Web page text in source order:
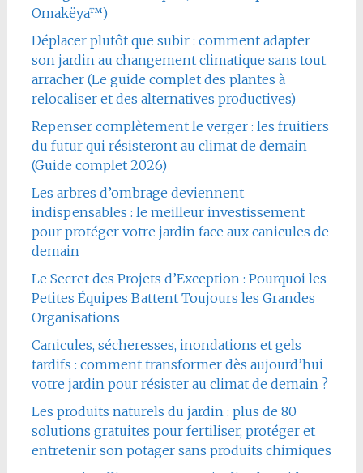
Omakëya™)
Déplacer plutôt que subir : comment adapter
son jardin au changement climatique sans tout
arracher (Le guide complet des plantes à
relocaliser et des alternatives productives)
Repenser complètement le verger : les fruitiers
du futur qui résisteront au climat de demain
(Guide complet 2026)
Les arbres d’ombrage deviennent
indispensables : le meilleur investissement
pour protéger votre jardin face aux canicules de
demain
Le Secret des Projets d’Exception : Pourquoi les
Petites Équipes Battent Toujours les Grandes
Organisations
Canicules, sécheresses, inondations et gels
tardifs : comment transformer dès aujourd’hui
votre jardin pour résister au climat de demain ?
Les produits naturels du jardin : plus de 80
solutions gratuites pour fertiliser, protéger et
entretenir son potager sans produits chimiques